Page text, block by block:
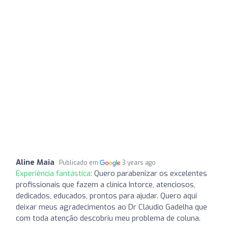
Aline Maia Publicado em 3 years ago
Experiência fantástica: Quero parabenizar os excelentes
profissionais que fazem a clínica Intorce, atenciosos,
dedicados, educados, prontos para ajudar. Quero aqui
deixar meus agradecimentos ao Dr Cláudio Gadelha que
com toda atenção descobriu meu problema de coluna.